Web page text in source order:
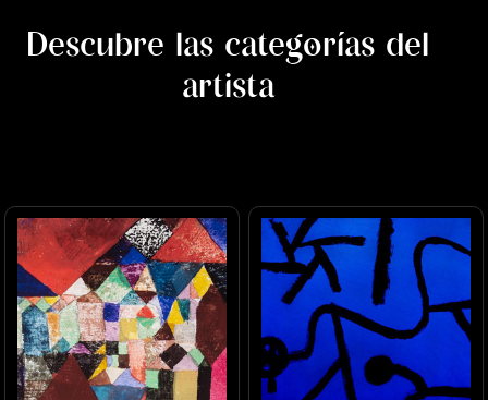
Descubre las categorías del
artista